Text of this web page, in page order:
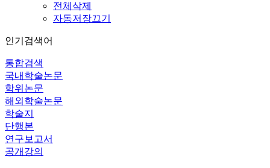
전체삭제
자동저장끄기
인기검색어
통합검색
국내학술논문
학위논문
해외학술논문
학술지
단행본
연구보고서
공개강의